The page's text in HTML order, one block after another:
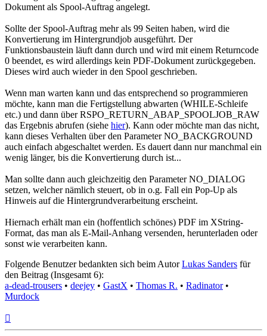
Dokument als Spool-Auftrag angelegt.
Sollte der Spool-Auftrag mehr als 99 Seiten haben, wird die
Konvertierung im Hintergrundjob ausgeführt. Der
Funktionsbaustein läuft dann durch und wird mit einem Returncode
0 beendet, es wird allerdings kein PDF-Dokument zurückgegeben.
Dieses wird auch wieder in den Spool geschrieben.
Wenn man warten kann und das entsprechend so programmieren
möchte, kann man die Fertigstellung abwarten (WHILE-Schleife
etc.) und dann über RSPO_RETURN_ABAP_SPOOLJOB_RAW
das Ergebnis abrufen (siehe hier). Kann oder möchte man das nicht,
kann dieses Verhalten über den Parameter NO_BACKGROUND
auch einfach abgeschaltet werden. Es dauert dann nur manchmal ein
wenig länger, bis die Konvertierung durch ist...
Man sollte dann auch gleichzeitig den Parameter NO_DIALOG
setzen, welcher nämlich steuert, ob in o.g. Fall ein Pop-Up als
Hinweis auf die Hintergrundverarbeitung erscheint.
Hiernach erhält man ein (hoffentlich schönes) PDF im XString-
Format, das man als E-Mail-Anhang versenden, herunterladen oder
sonst wie verarbeiten kann.
Folgende Benutzer bedankten sich beim AutorLukas Sanders für
den Beitrag (Insgesamt 6):
a-dead-trousers • deejey • GastX • Thomas R. • Radinator•
Murdock